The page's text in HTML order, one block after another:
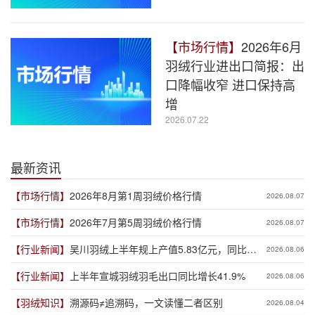
【市场行情】 2026年6月
羽绒行业进出口简报：出
口降幅收窄 进口保持高
增
2026.07.22
最新资讯
【市场行情】 2026年8月第1周羽绒价格行情 2026.08.07
【市场行情】 2026年7月第5周羽绒价格行情 2026.08.07
【行业新闻】 吴川羽绒上半年规上产值5.83亿元，同比增
长19.3%
2026.08.06
【行业新闻】 上半年宣城羽绒羽毛出口同比增长41.9% 2026.08.06
【羽绒知识】 溯源码≠追溯码，一文读懂二者区别 2026.08.04